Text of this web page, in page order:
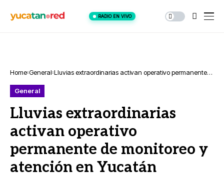
RADIO EN VIVO
Home General Lluvias extraordinarias activan operativo permanente
General
Lluvias extraordinarias
activan operativo
permanente de monitoreo y
atención en Yucatán